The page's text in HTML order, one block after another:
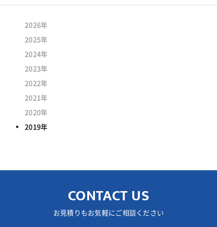
2026年
2025年
2024年
2023年
2022年
2021年
2020年
2019年
CONTACT US
お見積りもお気軽にご相談ください